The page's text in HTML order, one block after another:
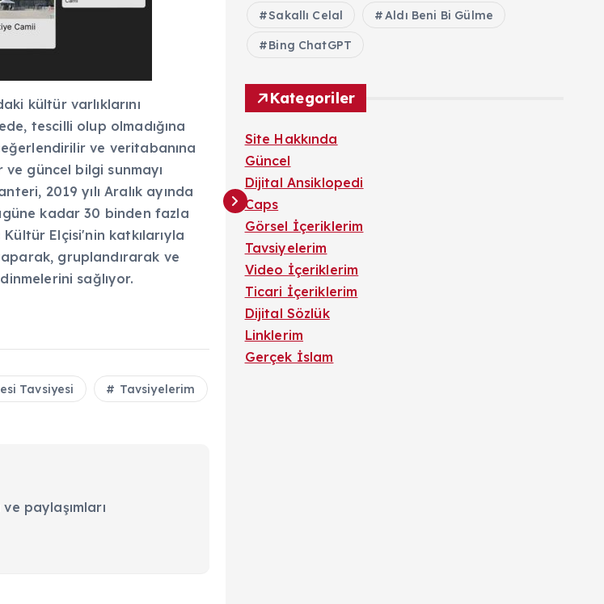
kültür varlıklarını
tescilli olup olmadığına
ve veritabanına
güncel bilgi sunmayı
2019 yılı Aralık ayında
kadar 30 binden fazla
Kültür Elçisi'nin katkılarıyla
gruplandırarak ve
sağlıyor.
Tavsiyesi Tavsiyelerim
paylaşımları
Sakallı Celal Aldı Beni Bi Gülme
Bing ChatGPT
Kategoriler
Site Hakkında
Güncel
Dijital Ansiklopedi
Caps
Görsel İçeriklerim
Tavsiyelerim
Video İçeriklerim
Ticari İçeriklerim
Dijital Sözlük
Linklerim
Gerçek İslam